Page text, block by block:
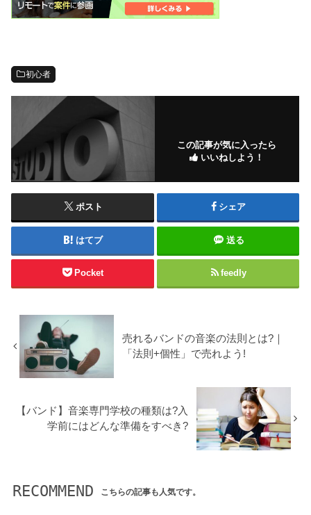
初心者
この記事が気に入ったら
いいねしよう！
ポスト シェア
はてブ 送る
Pocket feedly
売れるバンドの音楽の法則とは?｜
「法則+個性」で売れよう!
【バンド】音楽専門学校の種類は?入
学前にはどんな準備をすべき?
RECOMMEND こちらの記事も人気です。